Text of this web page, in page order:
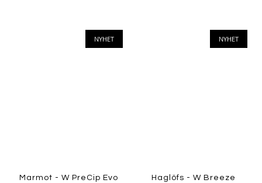
NYHET
Marmot - W PreCip Evo
NYHET
Haglöfs - W Breeze